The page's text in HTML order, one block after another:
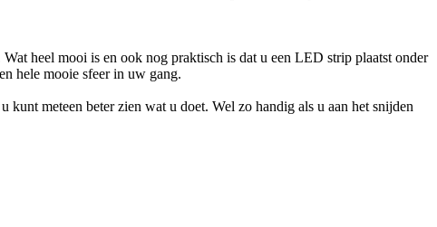
heel mooi is en ook nog praktisch is dat u een LED strip plaatst onder
hele mooie sfeer in uw gang.
meteen beter zien wat u doet. Wel zo handig als u aan het snijden